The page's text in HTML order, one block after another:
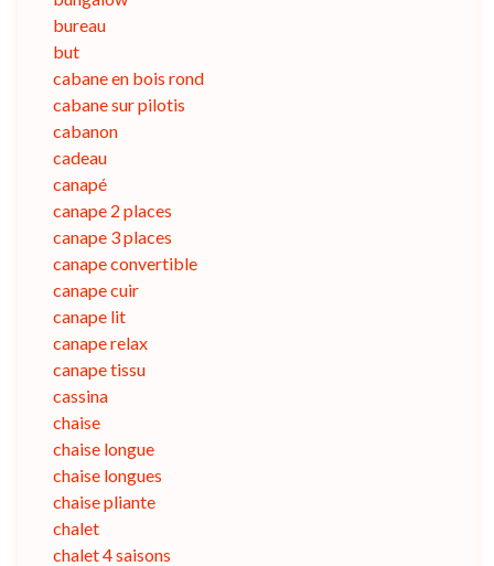
bureau
but
cabane en bois rond
cabane sur pilotis
cabanon
cadeau
canapé
canape 2 places
canape 3 places
canape convertible
canape cuir
canape lit
canape relax
canape tissu
cassina
chaise
chaise longue
chaise longues
chaise pliante
chalet
chalet 4 saisons